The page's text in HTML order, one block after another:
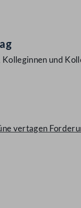
und
vertagen